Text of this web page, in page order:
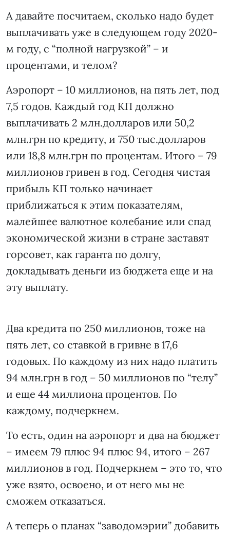
А давайте посчитаем, сколько надо будет
выплачивать уже в следующем году 2020-
м году, с “полной нагрузкой” – и
процентами, и телом?
Аэропорт – 10 миллионов, на пять лет, под
7,5 годов. Каждый год КП должно
выплачивать 2 млн.долларов или 50,2
млн.грн по кредиту, и 750 тыс.долларов
или 18,8 млн.грн по процентам. Итого – 79
миллионов гривен в год. Сегодня чистая
прибыль КП только начинает
приближаться к этим показателям,
малейшее валютное колебание или спад
экономической жизни в стране заставят
горсовет, как гаранта по долгу,
докладывать деньги из бюджета еще и на
эту выплату.
Два кредита по 250 миллионов, тоже на
пять лет, со ставкой в гривне в 17,6
годовых. По каждому из них надо платить
94 млн.грн в год – 50 миллионов по “телу”
и еще 44 миллиона процентов. По
каждому, подчеркнем.
То есть, один на аэропорт и два на бюджет
– имеем 79 плюс 94 плюс 94, итого – 267
миллионов в год. Подчеркнем – это то, что
уже взято, освоено, и от него мы не
сможем отказаться.
А теперь о планах “заводомэрии” добавить